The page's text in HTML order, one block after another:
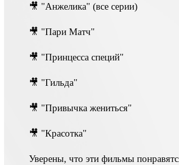
🎥 "Анжелика" (все серии)
🎥 "Пари Матч"
🎥 "Принцесса специй"
🎥 "Гильда"
🎥 "Привычка жениться"
🎥 "Красотка"
Уверены, что эти фильмы